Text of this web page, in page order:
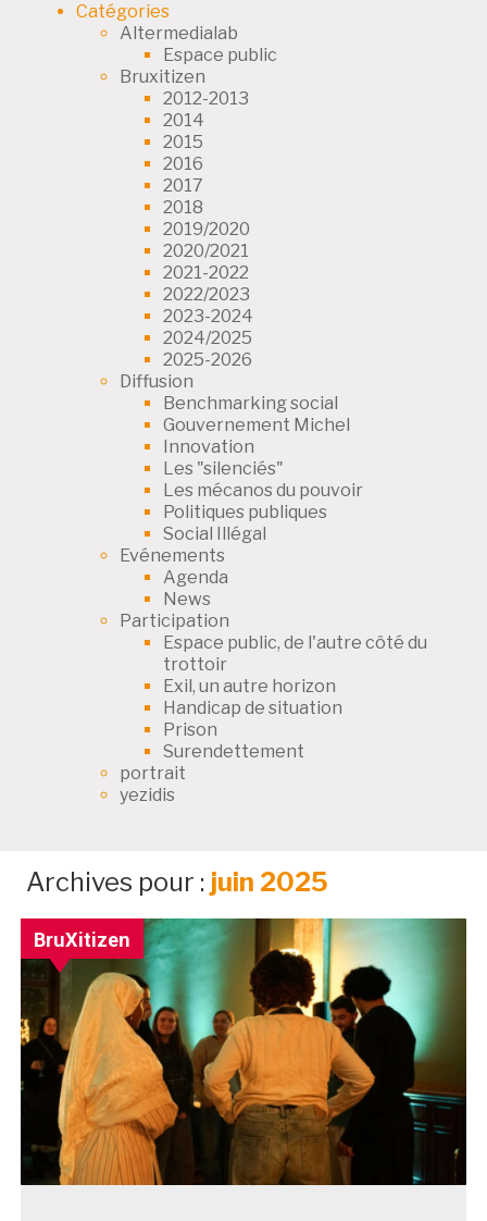
Catégories
Altermedialab
Espace public
Bruxitizen
2012-2013
2014
2015
2016
2017
2018
2019/2020
2020/2021
2021-2022
2022/2023
2023-2024
2024/2025
2025-2026
Diffusion
Benchmarking social
Gouvernement Michel
Innovation
Les "silenciés"
Les mécanos du pouvoir
Politiques publiques
Social Illégal
Evénements
Agenda
News
Participation
Espace public, de l'autre côté du
trottoir
Exil, un autre horizon
Handicap de situation
Prison
Surendettement
portrait
yezidis
Archives pour : juin 2025
BruXitizen